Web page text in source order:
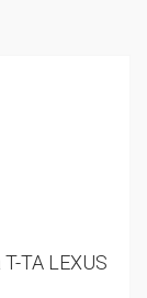
TA LEXUS